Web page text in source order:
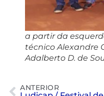
a partir da
técnico Alexandre
Adalberto D. de
ANTERIOR